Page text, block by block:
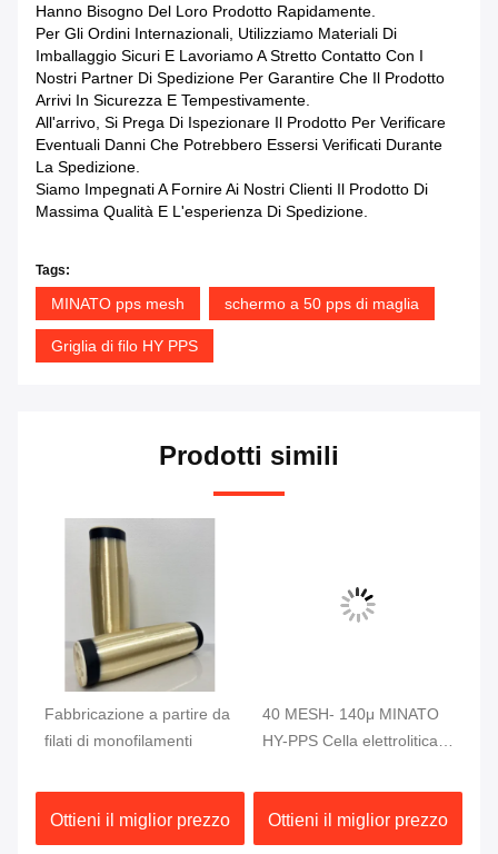
Hanno Bisogno Del Loro Prodotto Rapidamente.
Per Gli Ordini Internazionali, Utilizziamo Materiali Di
Imballaggio Sicuri E Lavoriamo A Stretto Contatto Con I
Nostri Partner Di Spedizione Per Garantire Che Il Prodotto
Arrivi In Sicurezza E Tempestivamente.
All'arrivo, Si Prega Di Ispezionare Il Prodotto Per Verificare
Eventuali Danni Che Potrebbero Essersi Verificati Durante
La Spedizione.
Siamo Impegnati A Fornire Ai Nostri Clienti Il Prodotto Di
Massima Qualità E L'esperienza Di Spedizione.
Tags:
MINATO pps mesh schermo a 50 pps di maglia
Griglia di filo HY PPS
Prodotti simili
Fabbricazione a partire da
filati di monofilamenti
Ottieni il miglior prezzo
40 MESH- 140μ MINATO
HY-PPS Cella elettrolitica a
Ottieni il miglior prezzo